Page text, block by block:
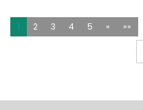
LEMONADE
30BUST AL
CARRELLO
1 2 3 4 5 » »»